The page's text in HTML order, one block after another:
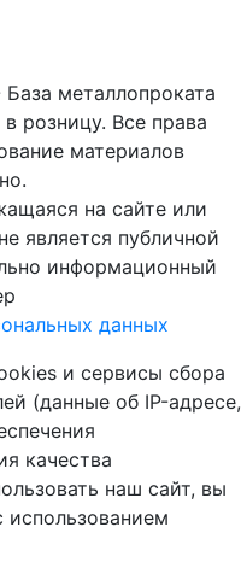
металлопроката
розницу. Все права
материалов
на сайте или
является публичной
информационный
данных
и сервисы сбора
(данные об IP-адресе,
качества
наш сайт, вы
использованием